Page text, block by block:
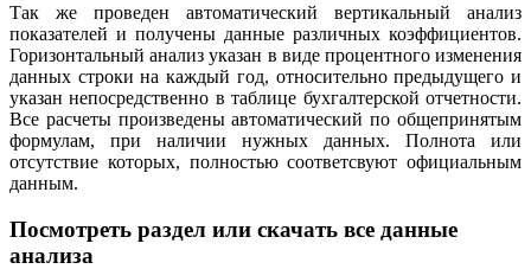
Так же проведен автоматический вертикальный анализ
показателей и получены данные различных коэффициентов.
Горизонтальный анализ указан в виде процентного изменения
данных строки на каждый год, относительно предыдущего и
указан непосредственно в таблице бухгалтерской отчетности.
Все расчеты произведены автоматический по общепринятым
формулам, при наличии нужных данных. Полнота или
отсутствие которых, полностью соответсвуют официальным
данным.
Посмотреть раздел или скачать все данные
анализа